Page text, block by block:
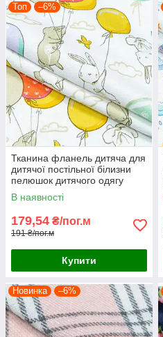
Топ –6%
Тканина фланель дитяча для
дитячої постільної білизни
пелюшок дитячого одягу
кролики з кульками
В наявності
179,54 ₴/пог.м
191 ₴/пог.м
Купити
Новинка –6%